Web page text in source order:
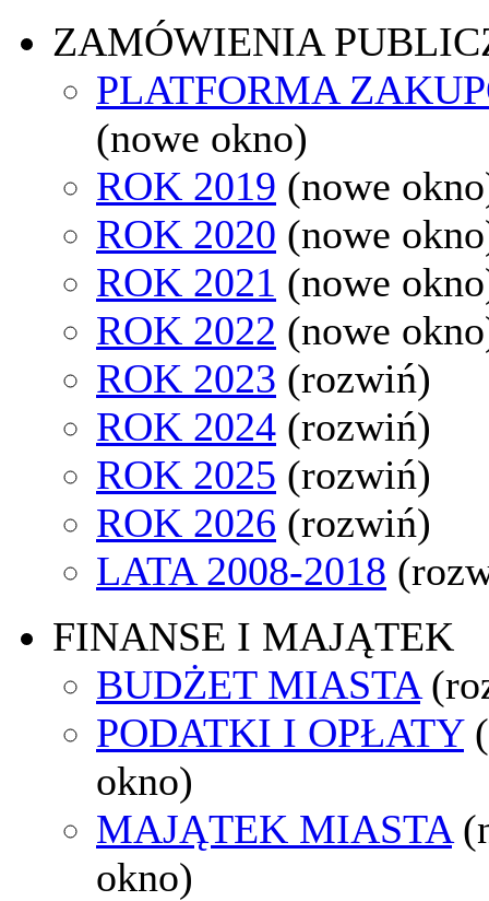
ZAMÓWIENIA
PLATFORMA
(nowe okno)
ROK 2019 (nowe
ROK 2020 (nowe
ROK 2021 (nowe
ROK 2022 (nowe
ROK 2023 (rozwiń)
ROK 2024 (rozwiń)
ROK 2025 (rozwiń)
ROK 2026 (rozwiń)
LATA 2008-2018
FINANSE I MAJĄTEK
BUDŻET MIASTA
PODATKI I OPŁATY
okno)
MAJĄTEK MIASTA
okno)